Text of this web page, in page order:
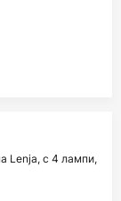
Lenja, с 4 лампи,